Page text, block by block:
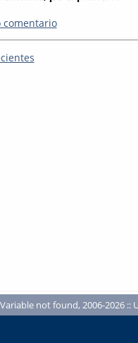
comentario
Variable not found, 2006-2026 ::